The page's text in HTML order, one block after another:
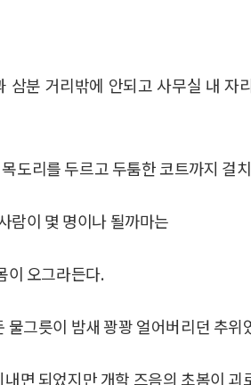
삼분 거리밖에 안되고 사무실 내 자
도리를 두르고 두툼한 코트까지 걸
람이 몇 명이나 될까마는
이 오그라든다.
그릇이 밤새 꽝꽝 얼어버리던 추위
면 되었지만 개학 즈음의 초봄이 괴